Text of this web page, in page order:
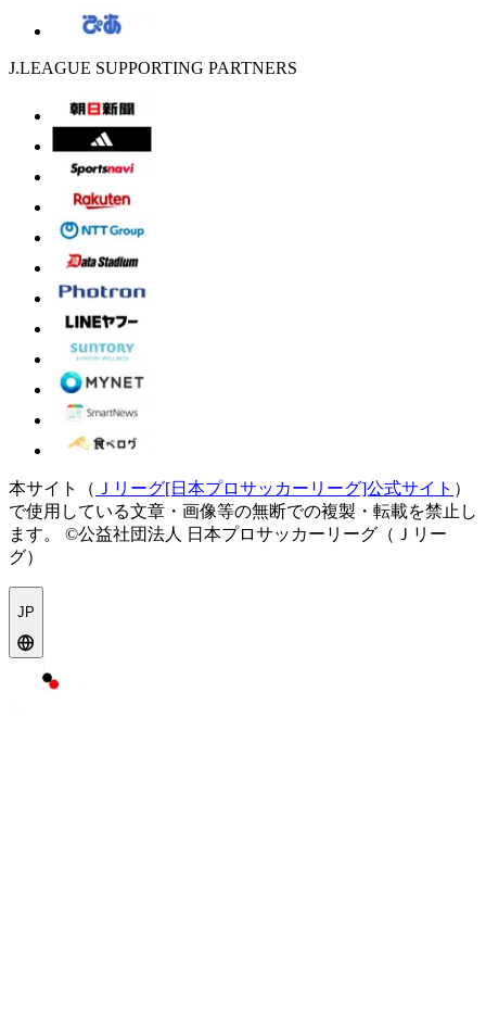
J.LEAGUE SUPPORTING PARTNERS
本サイト（ Ｊリーグ[日本プロサッカーリーグ]公式サイト ）
で使用している文章・画像等の無断での複製・転載を禁止し
ます。
©公益社団法人 日本プロサッカーリーグ（Ｊリー
グ）
JP